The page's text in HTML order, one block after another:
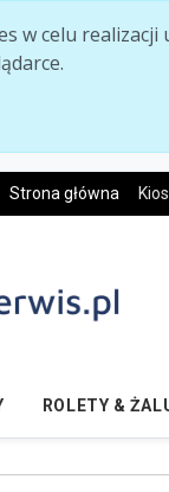
w celu
Strona główna
ROLETY &